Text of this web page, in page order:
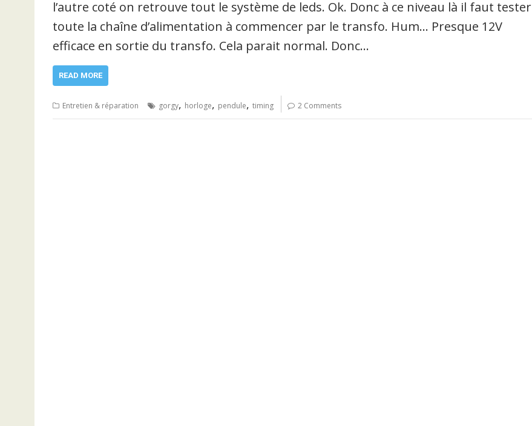
l’autre coté on retrouve tout le système de leds. Ok. Donc à ce niveau là il faut tester
toute la chaîne d’alimentation à commencer par le transfo. Hum… Presque 12V
efficace en sortie du transfo. Cela parait normal. Donc…
READ MORE
Entretien & réparation gorgy, horloge, pendule, timing 2 Comments